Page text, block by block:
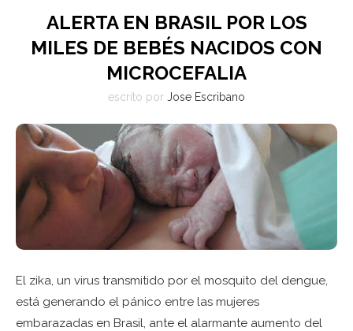
ALERTA EN BRASIL POR LOS
MILES DE BEBÉS NACIDOS CON
MICROCEFALIA
escrito por Jose Escribano
El zika, un virus transmitido por el mosquito del dengue,
está generando el pánico entre las mujeres
embarazadas en Brasil, ante el alarmante aumento del